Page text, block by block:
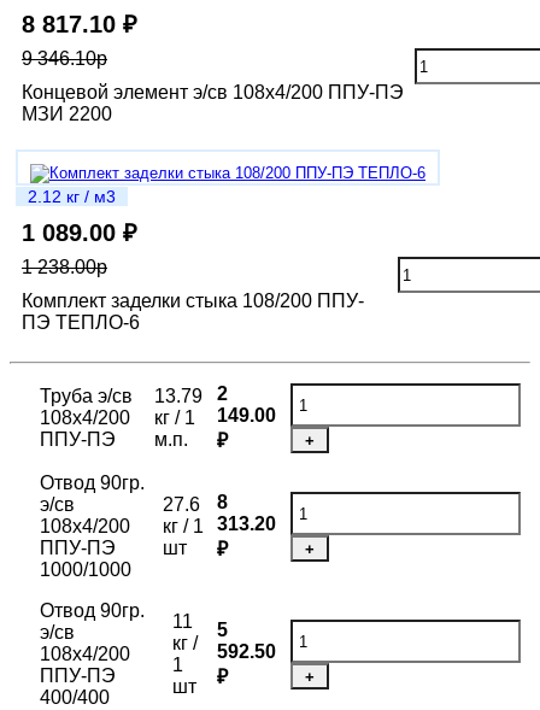
8 817.10 ₽
9 346.10р
Концевой элемент э/св 108х4/200 ППУ-ПЭ
МЗИ 2200
2.12 кг / м3
1 089.00 ₽
1 238.00р
Комплект заделки стыка 108/200 ППУ-
ПЭ ТЕПЛО-6
Труба э/св
108х4/200
ППУ-ПЭ
13.79
кг / 1
м.п.
2
149.00
₽
+
Отвод 90гр.
э/св
108х4/200
ППУ-ПЭ
1000/1000
27.6
кг / 1
шт
8
313.20
₽
+
Отвод 90гр.
э/св
108х4/200
ППУ-ПЭ
400/400
11
кг /
1
шт
5
592.50
₽
+